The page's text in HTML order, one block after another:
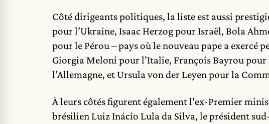
Côté dirigeants politiques, la liste est aussi
pour l’Ukraine, Isaac Herzog pour Israël, Bola
pour le Pérou – pays où le nouveau pape a exercé
Giorgia Meloni pour l’Italie, François Bayrou
l’Allemagne, et Ursula von der Leyen pour la
À leurs côtés figurent également l'ex-Premier
brésilien Luiz Inácio Lula da Silva, le président